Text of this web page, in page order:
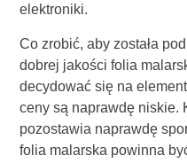
elektroniki.
Co zrobić, aby została
dobrej jakości folia
decydować się na
ceny są naprawdę niskie.
pozostawia naprawdę
folia malarska powinna